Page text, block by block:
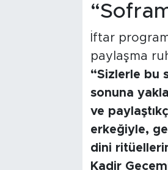
İftar
paylaşma
“Sizlerle bu
sonuna
ve
erkeğiyle,
dini
Kadir